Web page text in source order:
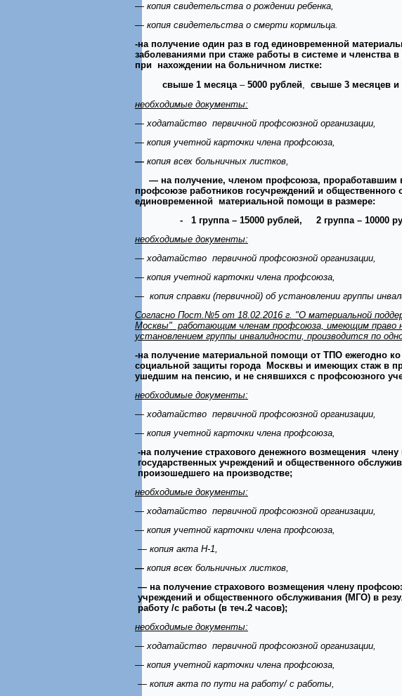
— копия свидетельства о рождении ребенка,
— копия свидетельства о смерти кормильца.
-на получение один раз в год единовременной
заболеваниями при стаже работы в системе и членства
при нахождении на больничном листке:
свыше 1 месяца– 5000 рублей, свыше 3 месяцев и
необходимые документы:
— ходатайство первичной профсоюзной организации,
— копия учетной карточки члена профсоюза,
— копия всех больничных листков,
— на получение, членом профсоюза, проработавшим
профсоюзе работников госучреждений и
единовременной материальной помощи в размере:
-­ 1 группа – 15000 рублей, 2 группа – 10000
необходимые документы:
— ходатайство первичной профсоюзной организации,
— копия учетной карточки члена профсоюза,
— копия справки (первичной) об установлении группы
Согласно Пост.№5 от 18.02.2016 г. "О материальной
Москвы" работающим членам профсоюза, имеющим право
установлением группы инвалидности, производится по
-на получение материальной помощи от ТПО ежегодно
социальной защиты города Москвы и имеющих стаж в
ушедшим на пенсию, и не снявшихся с профсоюзного
необходимые документы:
— ходатайство первичной профсоюзной организации,
— копия учетной карточки члена профсоюза,
-на получение страхового денежного возмещения
государственных учреждений и общественного
произошедшего на производстве;
необходимые документы:
— ходатайство первичной профсоюзной организации,
— копия учетной карточки члена профсоюза,
— копия акта Н-1,
— копия всех больничных листков,
— на получение страхового возмещения члену
учреждений и общественного обслуживания (МГО) в
работу /с работы (в теч.2 часов);
необходимые документы:
— ходатайство первичной профсоюзной организации,
— копия учетной карточки члена профсоюза,
— копия акта по пути на работу/ с работы,